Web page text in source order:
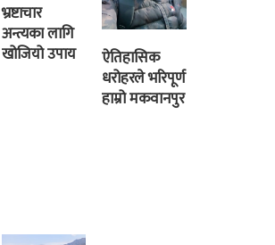
भ्रष्टाचार
अन्त्यका लागि
खोजियो उपाय
ऐतिहासिक
धरोहरले भरिपूर्ण
हाम्रो मकवानपुर